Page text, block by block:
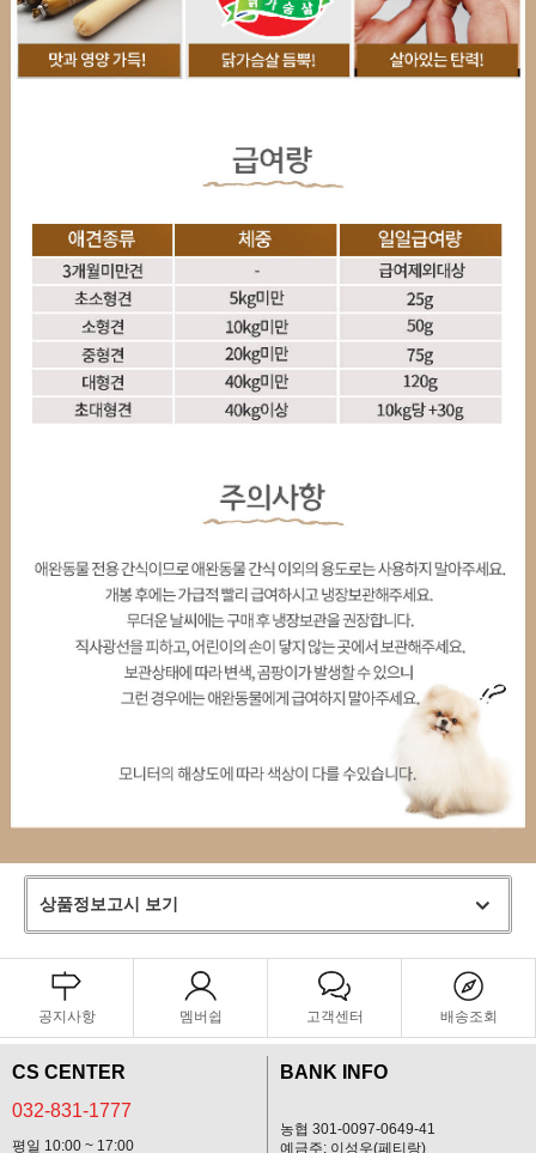
상품정보고시 보기
공지사항 멤버쉽 고객센터 배송조회
CS CENTER
032-831-1777
평일 10:00 ~ 17:00
BANK INFO
농협 301-0097-0649-41
예금주: 이성우(페티랑)